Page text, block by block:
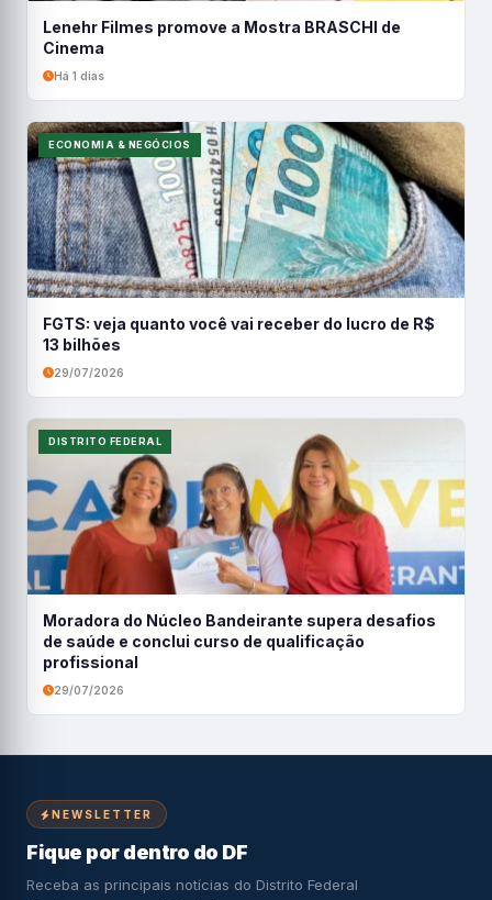
Lenehr Filmes promove a Mostra BRASCHI de
Cinema
Há 1 dias
ECONOMIA & NEGÓCIOS
FGTS: veja quanto você vai receber do lucro de R$
13 bilhões
29/07/2026
DISTRITO FEDERAL
Moradora do Núcleo Bandeirante supera desafios
de saúde e conclui curso de qualificação
profissional
29/07/2026
NEWSLETTER
Fique por dentro do DF
Receba as principais notícias do Distrito Federal